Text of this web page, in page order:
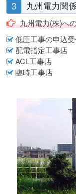
3 九州電力関
九州電力(株)へ
低圧工事の申込
配電指定工事店
ACL工事店
臨時工事店